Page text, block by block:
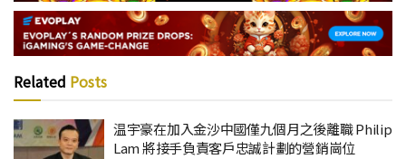
Related Posts
温宇豪在加入金沙中國僅九個月之後離職 Philip
Lam 將接手負責客戶忠誠計劃的營銷崗位